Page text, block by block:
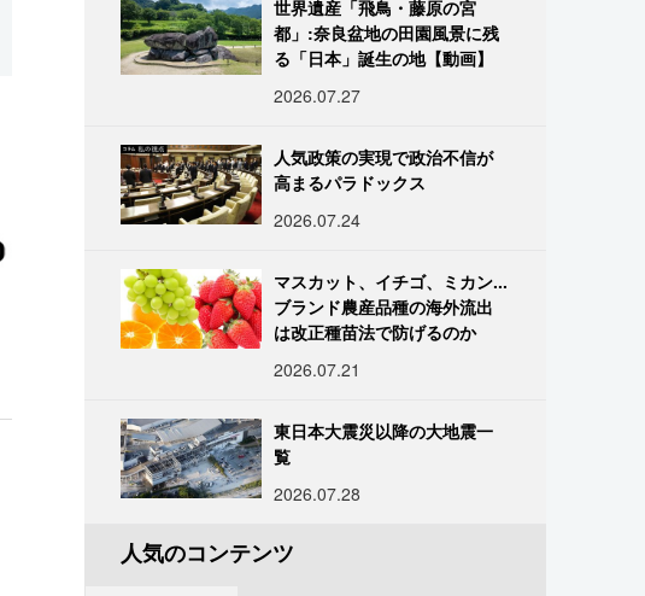
世界遺産「飛鳥・藤原の宮
都」:奈良盆地の田園風景に残
る「日本」誕生の地【動画】
2026.07.27
人気政策の実現で政治不信が
高まるパラドックス
2026.07.24
マスカット、イチゴ、ミカン...
ブランド農産品種の海外流出
は改正種苗法で防げるのか
2026.07.21
東日本大震災以降の大地震一
覧
2026.07.28
人気のコンテンツ